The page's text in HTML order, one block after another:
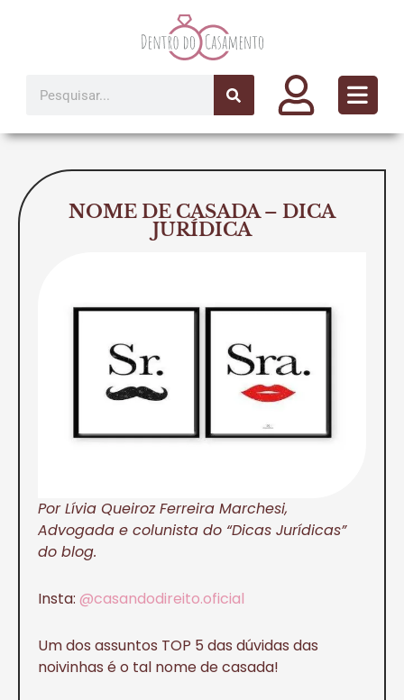
NOME DE CASADA – DICA
JURÍDICA
Por Lívia Queiroz Ferreira Marchesi,
Advogada e colunista do “Dicas Jurídicas”
do blog.
Insta: @casandodireito.oficial
Um dos assuntos TOP 5 das dúvidas das
noivinhas é o tal nome de casada!